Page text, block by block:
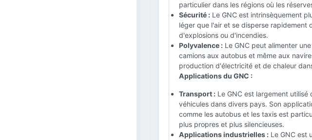
particulier dans les régions où les
Sécurité : Le GNC est intrinsèquement
léger que l'air et se disperse rapidement
d'explosions ou d'incendies.
Polyvalence : Le GNC peut alimenter
camions aux autobus et même aux
production d'électricité et de chaleur
Applications du GNC :
Transport : Le GNC est largement
véhicules dans divers pays. Son
comme les autobus et les taxis est
plus propres et plus silencieuses.
Applications industrielles : Le GNC est